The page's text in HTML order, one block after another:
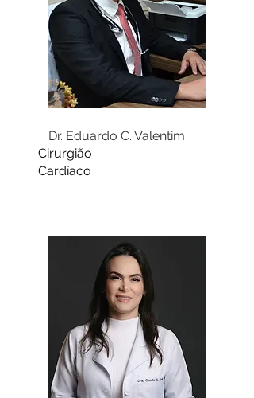
Dr. Eduardo C. Valentim
Cirurgião
Cardíaco